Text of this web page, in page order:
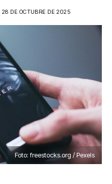
28 DE OCTUBRE DE 2025
Foto: freestocks.org / Pexels